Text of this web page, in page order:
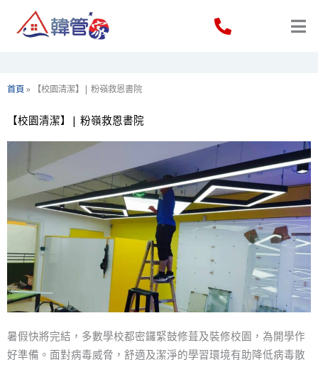
首頁» 【校園清潔】| 粉嶺救恩書院
【校園清潔】| 粉嶺救恩書院
暑假快將完結，多數學校都密鑼緊鼓修葺及裝修校園，為開學作
好準備。面對病毒威脅，舒適及潔淨的學習環境有助降低病毒散